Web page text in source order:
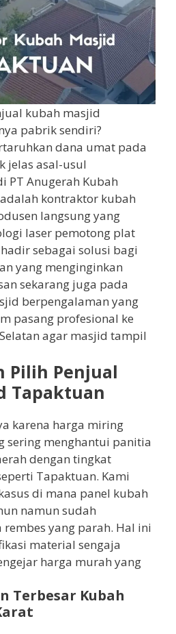
kubah masjid
pabrik sendiri?
dana umat pada
jelas asal-usul
PT Anugerah Kubah
kontraktor kubah
langsung yang
laser pemotong plat
sebagai solusi bagi
yang menginginkan
sekarang juga pada
berpengalaman yang
pasang profesional ke
agar masjid tampil
Pilih Penjual
Tapaktuan
karena harga miring
sering menghantui panitia
dengan tingkat
Tapaktuan. Kami
di mana panel kubah
namun sudah
yang parah. Hal ini
material sengaja
harga murah yang
Terbesar Kubah